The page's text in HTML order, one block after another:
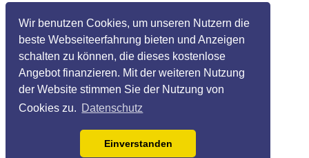
Wir benutzen Cookies, um unseren Nutzern die
beste Webseiteerfahrung bieten und Anzeigen
schalten zu können, die dieses kostenlose
Angebot finanzieren. Mit der weiteren Nutzung
der Website stimmen Sie der Nutzung von
Cookies zu. Datenschutz
Einverstanden